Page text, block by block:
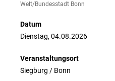
Welt/Bundesstadt Bonn
Datum
Dienstag, 04.08.2026
Veranstaltungsort
Siegburg / Bonn